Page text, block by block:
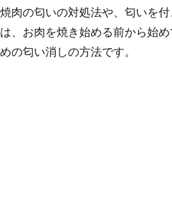
肉の匂いの対処法や、匂いを
、お肉を焼き始める前から始
の匂い消しの方法です。